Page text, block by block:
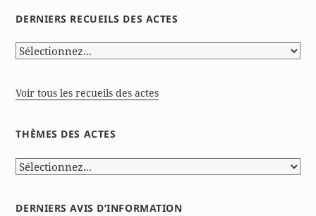
DERNIERS RECUEILS DES ACTES
Voir tous les recueils des actes
THÈMES DES ACTES
DERNIERS AVIS D’INFORMATION